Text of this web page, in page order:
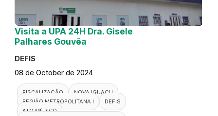
Visita a UPA 24H Dra. Gisele
Palhares Gouvêa
DEFIS
08 de October de 2024
FISCALIZAÇÃO
NOVA IGUAÇU
REGIÃO METROPOLITANA I
DEFIS
ATO MÉDICO